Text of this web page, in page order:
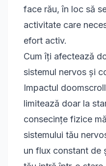
face rău, în loc să
activitate care
efort activ.
Cum îți afectează
sistemul nervos și
Impactul
limitează doar la
consecințe fizice
sistemului tău
un flux constant de